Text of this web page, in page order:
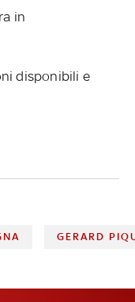
in
disponibili e
GERARD